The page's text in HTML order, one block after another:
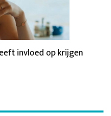
invloed op krijgen